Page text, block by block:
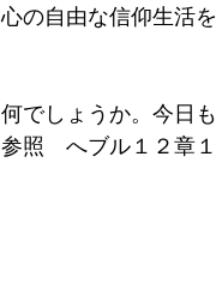
の自由な信仰生活を
でしょうか。今日も
照　へブル１２章１